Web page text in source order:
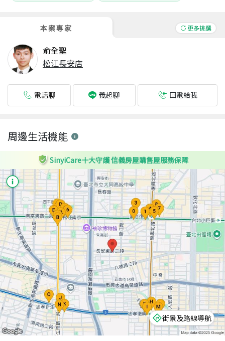
本案專家 更多挑選
俞全聖
松江長安店
電話聊 義起聊 回電給我
周邊生活機能
SinyiCare十大守護 信義房屋購售屋服務保障
街景及路線導航